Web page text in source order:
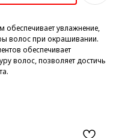
увлажнение,
волос при окрашивании.
обеспечивает
волос, позволяет достичь